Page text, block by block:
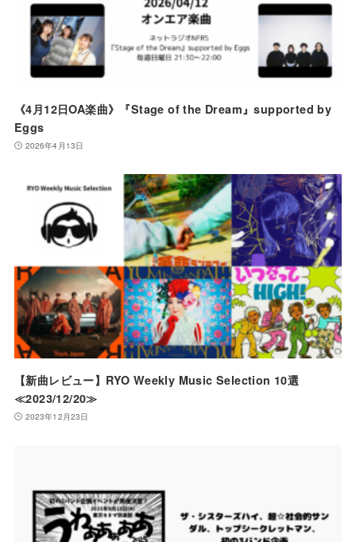
《4月12日OA楽曲》『Stage of the Dream』supported by
Eggs
2026年4月13日
【新曲レビュー】RYO Weekly Music Selection 10選
≪2023/12/20≫
2023年12月23日